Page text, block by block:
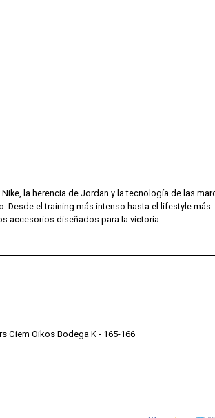
la herencia de Jordan y la tecnología de las
Desde el training más intenso hasta el lifestyle más
accesorios diseñados para la victoria.
Ciem Oikos Bodega K - 165-166